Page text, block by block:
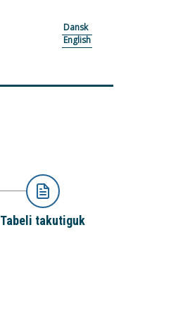
Dansk
English
Tabeli takutiguk